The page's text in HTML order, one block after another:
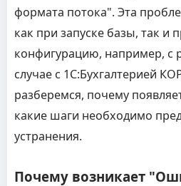
формата потока". Эта
как при запуске базы, так и
конфигурацию, например, с
случае с 1С:Бухгалтерией
разберемся, почему
какие шаги необходимо
устранения.
Почему возникает